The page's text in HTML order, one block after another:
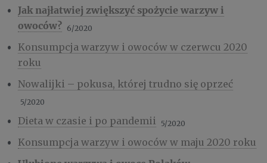
Jak najłatwiej zwiększyć spożycie warzyw i
owoców? 6/2020
Konsumpcja warzyw i owoców w czerwcu 2020
roku
Nowalijki – pokusa, której trudno się oprzeć
5/2020
Dieta w czasie i po pandemii 5/2020
Konsumpcja warzyw i owoców w maju 2020 roku